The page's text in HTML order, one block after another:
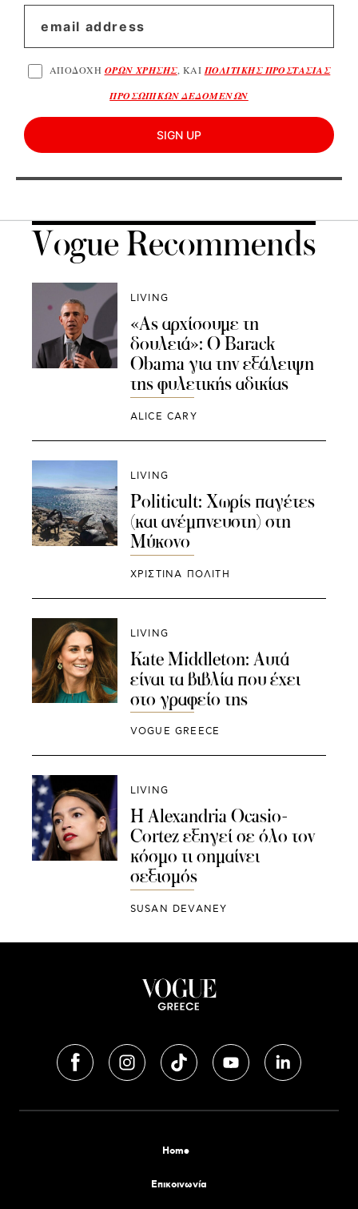
ΑΠΟΔΟΧΗ ΟΡΩΝ ΧΡΗΣΗΣ, ΚΑΙΠΟΛΙΤΙΚΗΣ ΠΡΟΣΤΑΣΙΑΣ
ΠΡΟΣΩΠΙΚΩΝ ΔΕΔΟΜΕΝΩΝ
SIGN UP
Vogue Recommends
LIVING
«Ας αρχίσουμε τη
δουλειά»: O Barack
Obama για την εξάλειψη
της φυλετικής αδικίας
ALICE CARY
LIVING
Politicult: Χωρίς παγέτες
(και ανέμπνευστη) στη
Μύκονο
ΧΡΙΣΤΙΝΑ ΠΟΛΙΤΗ
LIVING
Kate Middleton: Aυτά
είναι τα βιβλία που έχει
στο γραφείο της
VOGUE GREECE
LIVING
Η Alexandria Ocasio-
Cortez εξηγεί σε όλο τον
κόσμο τι σημαίνει
σεξισμός
SUSAN DEVANEY
Home
Επικοινωνία